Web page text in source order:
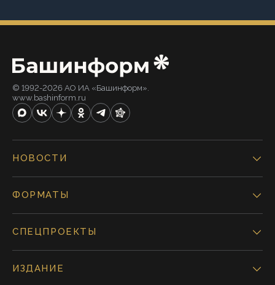
© 1992-2026 АО ИА «Башинформ».
www.bashinform.ru
НОВОСТИ
ФОРМАТЫ
СПЕЦПРОЕКТЫ
ИЗДАНИЕ